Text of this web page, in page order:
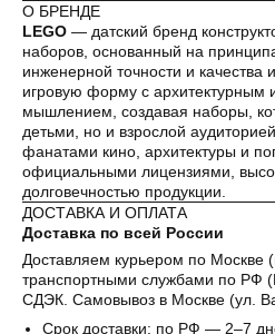
О БРЕНДЕ
LEGO — датский бренд
наборов, основанный на
инженерной точности и качества
игровую форму с архитектурным
мышлением, создавая наборы,
детьми, но и взрослой
фанатами кино, архитектуры и
официальными лицензиями,
долговечностью продукции.
ДОСТАВКА И ОПЛАТА
Доставка по всей России
Доставляем курьером по Москве
транспортными службами по РФ
СДЭК. Самовывоз в Москве (ул.
Срок доставки: по РФ — 2–7
Оплата
сегодня
25%
Через
2 недели
25%
Без комиссий
Как обычная